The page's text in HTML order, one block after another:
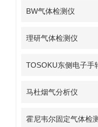
BW气体检测仪
理研气体检测仪
TOSOKU东侧电子手
马杜烟气分析仪
霍尼韦尔固定气体检